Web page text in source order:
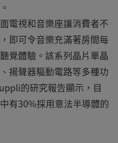
電視和音樂座讓消費者不
即可令音樂充滿著房間每
覺體驗。該系列晶片單晶
揚聲器驅動電路等多種功
的研究報告顯示，目
有30%採用意法半導體的